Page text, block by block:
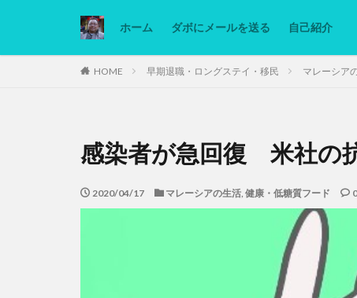
ホーム ダボにメールを送る 自己紹介
HOME 早期退職・ロングステイ・移民 マレーシア
感染者が急回復 米社の
2020/04/17 マレーシアの生活, 健康・低糖質フード
カテゴリー
Ninjatrader